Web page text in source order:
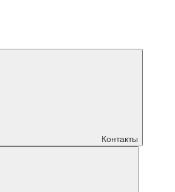
Контакты